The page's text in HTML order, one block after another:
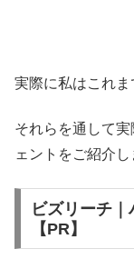
実際に私はこれ
それらを通して
ェントをご紹介し
ビズリーチ
【PR】